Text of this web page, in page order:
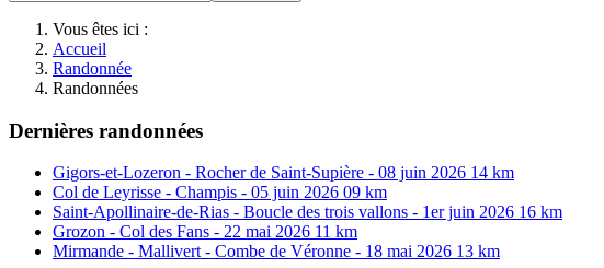
Vous êtes ici :
Accueil
Randonnée
Randonnées
Dernières randonnées
Gigors-et-Lozeron - Rocher de Saint-Supière - 08 juin 2026 14 km
Col de Leyrisse - Champis - 05 juin 2026 09 km
Saint-Apollinaire-de-Rias - Boucle des trois vallons - 1er juin 2026 16 km
Grozon - Col des Fans - 22 mai 2026 11 km
Mirmande - Mallivert - Combe de Véronne - 18 mai 2026 13 km